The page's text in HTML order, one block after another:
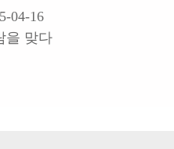
04-16
을 맞다